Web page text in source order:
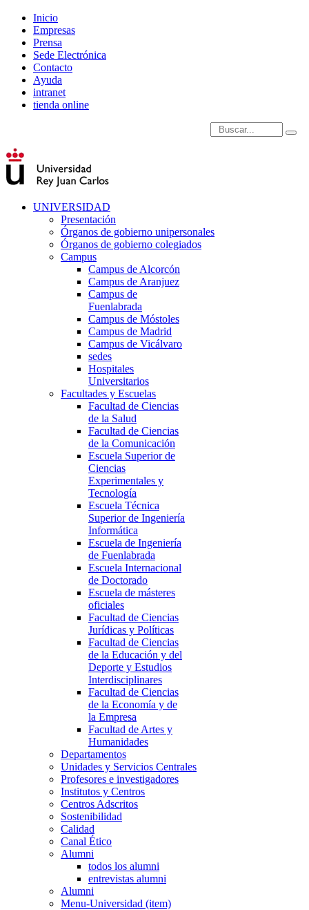
Inicio
Empresas
Prensa
Sede Electrónica
Contacto
Ayuda
intranet
tienda online
Introduce términos de
UNIVERSIDAD
Presentación
Órganos de gobierno unipersonales
Órganos de gobierno colegiados
Campus
Campus de Alcorcón
Campus de Aranjuez
Campus de
Fuenlabrada
Campus de Móstoles
Campus de Madrid
Campus de Vicálvaro
sedes
Hospitales
Universitarios
Facultades y Escuelas
Facultad de Ciencias
de la Salud
Facultad de Ciencias
de la Comunicación
Escuela Superior de
Ciencias
Experimentales y
Tecnología
Escuela Técnica
Superior de Ingeniería
Informática
Escuela de Ingeniería
de Fuenlabrada
Escuela Internacional
de Doctorado
Escuela de másteres
oficiales
Facultad de Ciencias
Jurídicas y Políticas
Facultad de Ciencias
de la Educación y del
Deporte y Estudios
Interdisciplinares
Facultad de Ciencias
de la Economía y de
la Empresa
Facultad de Artes y
Humanidades
Departamentos
Unidades y Servicios Centrales
Profesores e investigadores
Institutos y Centros
Centros Adscritos
Sostenibilidad
Calidad
Canal Ético
Alumni
todos los alumni
entrevistas alumni
Alumni
Menu-Universidad (item)